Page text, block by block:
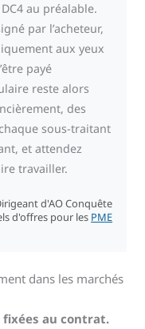
au préalable.
par l’acheteur,
aux yeux
payé
reste alors
des
sous-traitant
et attendez
travailler.
d'AO Conquête
d'offres pour les PME
dans les marchés
fixées au contrat.